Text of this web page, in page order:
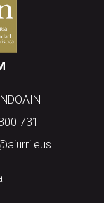
731